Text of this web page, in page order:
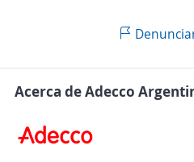
Acerca de Adecco